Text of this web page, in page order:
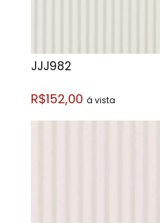
JJJ982
R$152,00 á vista